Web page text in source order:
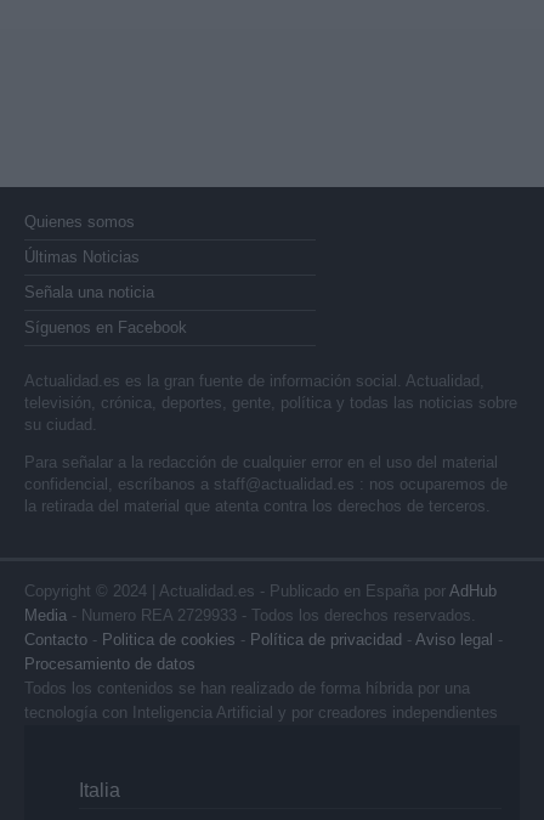
Quienes somos
Últimas Noticias
Señala una noticia
Síguenos en Facebook
Actualidad.es es la gran fuente de información social. Actualidad,
televisión, crónica, deportes, gente, política y todas las noticias sobre
su ciudad.
Para señalar a la redacción de cualquier error en el uso del material
confidencial, escríbanos a staff@actualidad.es : nos ocuparemos de
la retirada del material que atenta contra los derechos de terceros.
Copyright © 2024 | Actualidad.es - Publicado en España por AdHub
Media - Numero REA 2729933 - Todos los derechos reservados.
Contacto - Politica de cookies - Política de privacidad - Aviso legal -
Procesamiento de datos
Todos los contenidos se han realizado de forma híbrida por una
tecnología con Inteligencia Artificial y por creadores independientes
Italia